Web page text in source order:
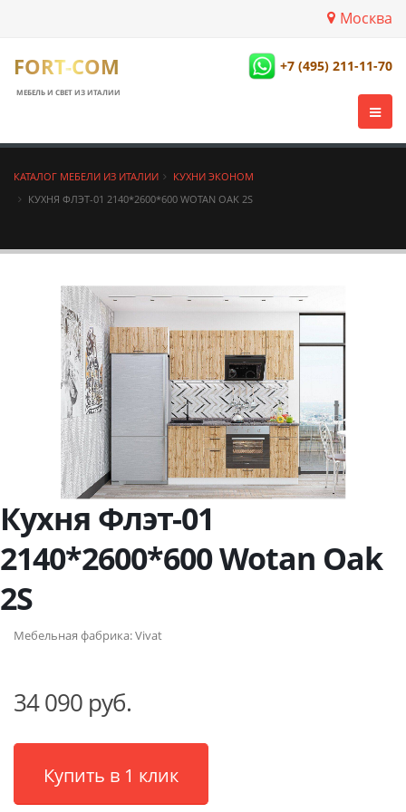
Москва
FORT-COM
МЕБЕЛЬ И СВЕТ ИЗ ИТАЛИИ
+7 (495) 211-11-70
КАТАЛОГ МЕБЕЛИ ИЗ ИТАЛИИ
КУХНИ ЭКОНОМ
КУХНЯ ФЛЭТ-01 2140*2600*600 WOTAN OAK 2S
Кухня Флэт-01
2140*2600*600 Wotan Oak
2S
Мебельная фабрика:Vivat
34 090 руб.
Купить в 1 клик